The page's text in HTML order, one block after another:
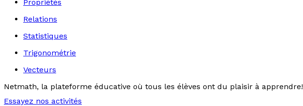
Propriétés
Relations
Statistiques
Trigonométrie
Vecteurs
Netmath, la plateforme éducative où tous les élèves ont du plaisir à apprendre!
Essayez nos activités